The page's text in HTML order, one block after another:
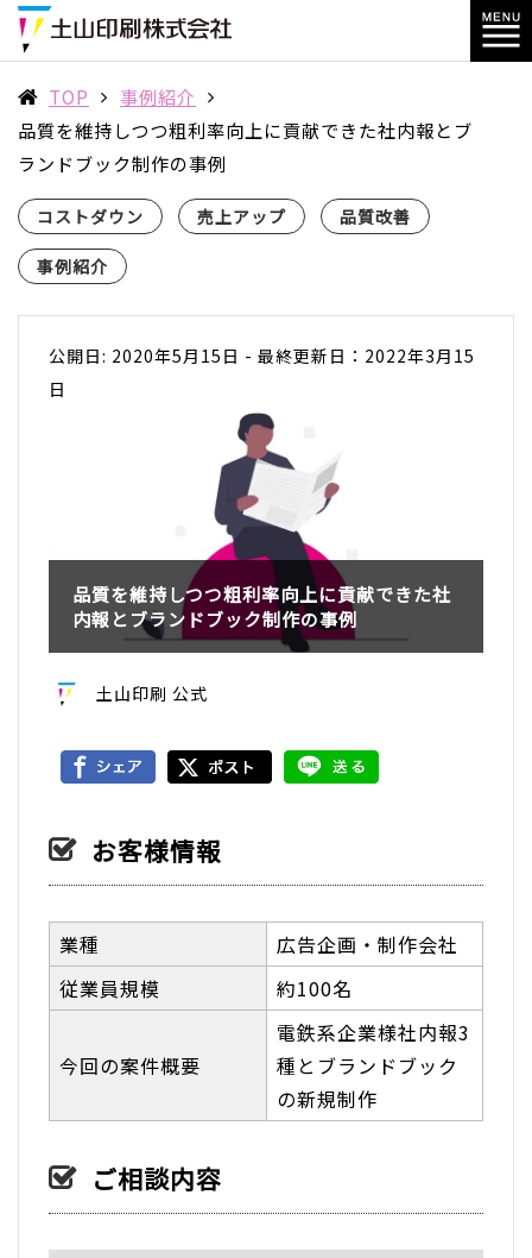
TOP
事例紹介
品質を維持しつつ粗利率向上に貢献できた社内報とブ
ランドブック制作の事例
コストダウン 売上アップ 品質改善
事例紹介
公開日: 2020年5月15日 - 最終更新日：2022年3月15
日
品質を維持しつつ粗利率向上に貢献できた社
内報とブランドブック制作の事例
土山印刷 公式
お客様情報
業種
広告企画・制作会社
従業員規模
約100名
今回の案件概要
電鉄系企業様社内報3
種とブランドブック
の新規制作
ご相談内容